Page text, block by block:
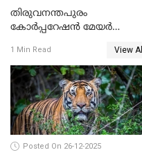
തിരുവനന്തപുരം
കോര്‍പ്പറേഷന്‍ മേയര്‍
ഹൈക്കോടതിയിലേക്ക്;
സത്യപ്രതിജ്ഞ ചടങ്ങില്‍
ചട്ടലംഘനമെന്ന് പാർട്ടി
1 Min Read View All
Posted On 26-12-2025